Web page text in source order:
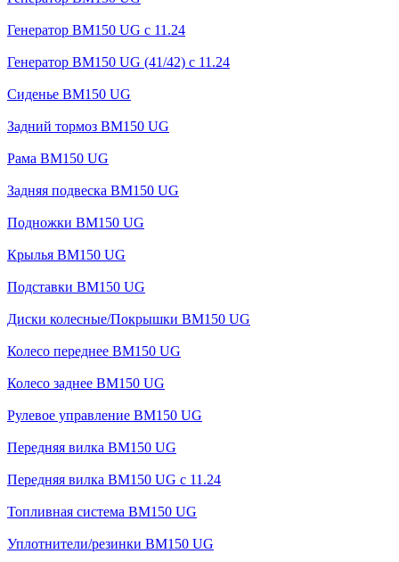
Генератор BM150 UG с 11.24
Генератор BM150 UG (41/42) с 11.24
Сиденье BM150 UG
Задний тормоз BM150 UG
Рама BM150 UG
Задняя подвеска BM150 UG
Подножки BM150 UG
Крылья BM150 UG
Подставки BM150 UG
Диски колесные/Покрышки BM150 UG
Колесо переднее BM150 UG
Колесо заднее BM150 UG
Рулевое управление BM150 UG
Передняя вилка BM150 UG
Передняя вилка BM150 UG с 11.24
Топливная система BM150 UG
Уплотнители/резинки BM150 UG